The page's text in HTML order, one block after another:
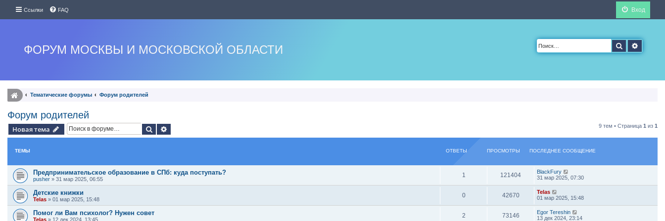
Ссылки FAQ Вход
ФОРУМ МОСКВЫ И МОСКОВСКОЙ ОБЛАСТИ Поиск
Тематические форумы Форум родителей
Форум родителей
Новая тема Поиск 9 тем • Страница 1 из 1
ТЕМЫ ОТВЕТЫ ПРОСМОТРЫ ПОСЛЕДНЕЕ СООБЩЕНИЕ
Предпринимательское образование в СПб: куда поступать?
pusher » 31 мар 2025, 06:55
1 121404
BlackFury
31 мар 2025, 07:30
Детские книжки
Telas » 01 мар 2025, 15:48
0 42670
Telas
01 мар 2025, 15:48
Помог ли Вам психолог? Нужен совет
Telas » 12 дек 2024, 13:45
2 73146
Egor Tereshin
13 дек 2024, 23:14